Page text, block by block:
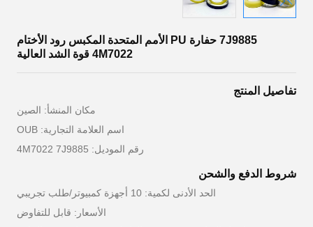
7J9885 حفارة PU الأمم المتحدة المكبس رود الأختام
4M7022 قوة الشد العالية
تفاصيل المنتج
مكان المنشأ: الصين
اسم العلامة التجارية: OUB
رقم الموديل: 4M7022 7J9885
شروط الدفع والشحن
الحد الأدنى لكمية: 10 أجهزة كمبيوتر/طلب تجريبي
الأسعار: قابل للتفاوض